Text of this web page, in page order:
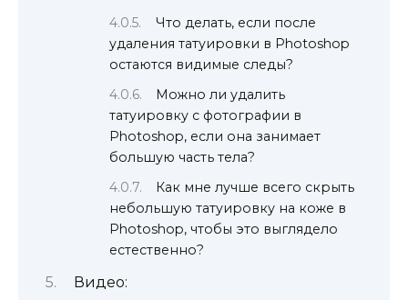
Что делать, если после
удаления татуировки в Photoshop
остаются видимые следы?
Можно ли удалить
татуировку с фотографии в
Photoshop, если она занимает
большую часть тела?
Как мне лучше всего скрыть
небольшую татуировку на коже в
Photoshop, чтобы это выглядело
естественно?
Видео: